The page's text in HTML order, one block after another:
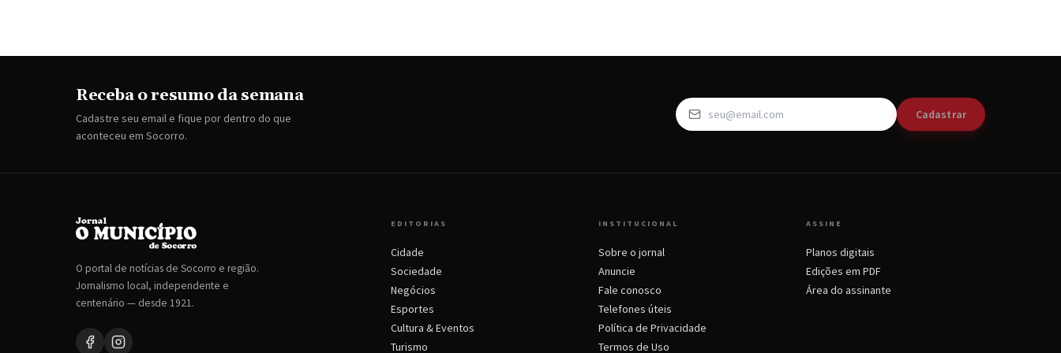
Receba o resumo da semana
Cadastre seu email e fique por dentro do que
aconteceu em Socorro.
Cadastrar
O portal de notícias de Socorro e região.
Jornalismo local, independente e
centenário — desde 1921.
EDITORIAS
Cidade
Sociedade
Negócios
Esportes
Cultura & Eventos
Turismo
INSTITUCIONAL
Sobre o jornal
Anuncie
Fale conosco
Telefones úteis
Política de Privacidade
Termos de Uso
ASSINE
Planos digitais
Edições em PDF
Área do assinante